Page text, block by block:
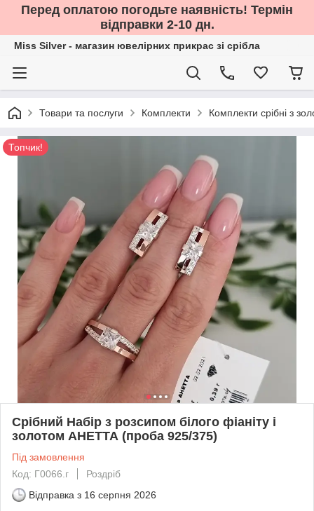
Перед оплатою погодьте наявність! Термін
відправки 2-10 дн.
Miss Silver - магазин ювелірних прикрас зі срібла
Товари та послуги Комплекти Комплекти срібні з
Топчик!
Срібний Набір з розсипом білого фіаніту і
золотом АНЕТТА (проба 925/375)
Під замовлення
Код: Г0066.г
Роздріб
Відправка з 16 серпня 2026